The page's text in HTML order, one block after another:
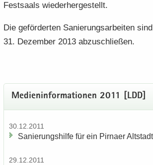
Fest­saals wie­der­her­ge­stellt.
Die ge­för­der­ten Sa­nie­rungs­ar­bei­ten
31. De­zem­ber 2013 ab­zu­schlie­ßen.
Me­di­en­in­for­ma­tio­nen 2011 [LDD]
30.12.2011
Sa­nie­rungs­hil­fe für ein Pirna­er
29.12.2011